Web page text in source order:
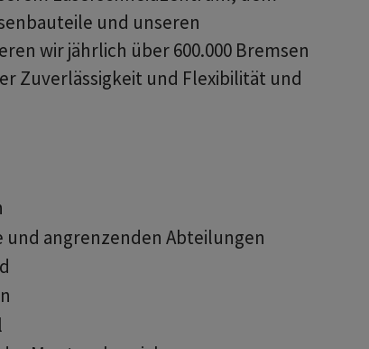
und unseren
wir jährlich über 600.000 Bremsen
Zuverlässigkeit und Flexibilität und
angrenzenden Abteilungen